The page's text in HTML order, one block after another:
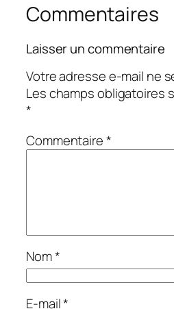
Commentaires
Laisser un commentaire
Votre adresse e-mail ne
Les champs obligatoires
*
Commentaire*
Nom*
E-mail*